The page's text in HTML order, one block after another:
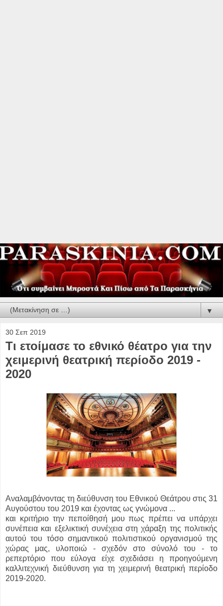
▼
30 Σεπ 2019
Τι ετοίμασε το εθνικό θέατρο για την
χειμερινή θεατρική περίοδο 2019 -
2020
Αναλαμβάνοντας τη διεύθυνση του Εθνικού Θεάτρου στις 31
Αυγούστου του 2019 και έχοντας ως γνώμονα ...
και κριτήριο την πεποίθησή μου πως πρέπει να υπάρχει
συνέπεια και εξελικτική συνέχεια στη χάραξη της πολιτικής
αυτού του τόσο σημαντικού πολιτιστικού οργανισμού της
χώρας μας, υλοποιώ - σχεδόν στο σύνολό του - το
ρεπερτόριο που εύλογα είχε σχεδιάσει η προηγούμενη
καλλιτεχνική διεύθυνση για τη χειμερινή θεατρική περίοδο
2019-2020.